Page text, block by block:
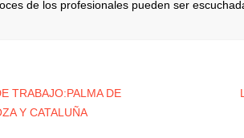
de los profesionales pueden ser
TRABAJO:PALMA DE
Y CATALUÑA